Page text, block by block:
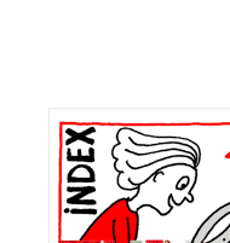
Primaire
Sidebar